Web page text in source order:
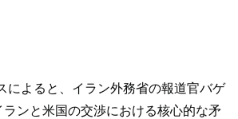
によると、イラン外務省の報道官バゲ
ンと米国の交渉における核心的な矛